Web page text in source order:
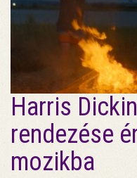
Harris
rendezése
mozikba